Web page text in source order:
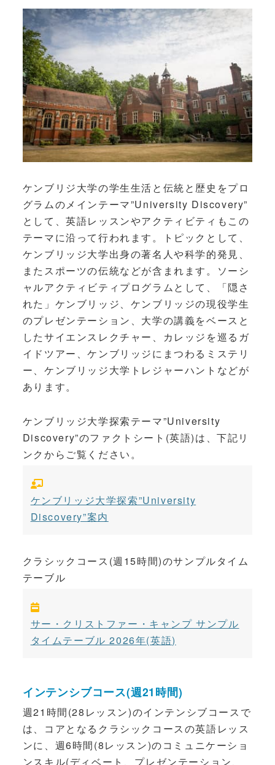
ケンブリジ大学の学生生活と伝統と歴史をプロ
グラムのメインテーマ”University Discovery”
として、英語レッスンやアクティビティもこの
テーマに沿って行われます。トピックとして、
ケンブリッジ大学出身の著名人や科学的発見、
またスポーツの伝統などが含まれます。ソーシ
ャルアクティビティプログラムとして、「隠さ
れた」ケンブリッジ、ケンブリッジの現役学生
のプレゼンテーション、大学の講義をベースと
したサイエンスレクチャー、カレッジを巡るガ
イドツアー、ケンブリッジにまつわるミステリ
ー、ケンブリッジ大学トレジャーハントなどが
あります。
ケンブリッジ大学探索テーマ”University
Discovery”のファクトシート(英語)は、下記リ
ンクからご覧ください。
ケンブリッジ大学探索”University
Discovery”案内
クラシックコース(週15時間)のサンプルタイム
テーブル
サー・クリストファー・キャンプ サンプル
タイムテーブル 2026年(英語)
インテンシブコース(週21時間)
週21時間(28レッスン)のインテンシブコースで
は、コアとなるクラシックコースの英語レッス
ンに、週6時間(8レッスン)のコミュニケーショ
ンスキル(ディベート、プレゼンテーション、